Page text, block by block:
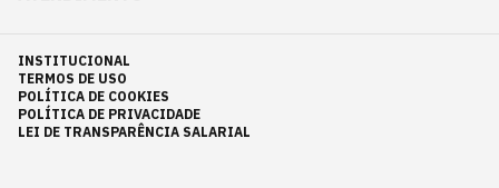
INSTITUCIONAL
TERMOS DE USO
POLÍTICA DE COOKIES
POLÍTICA DE PRIVACIDADE
LEI DE TRANSPARÊNCIA SALARIAL